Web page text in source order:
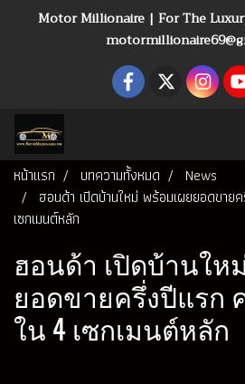
Motor Millionaire | For The
หน้าแรก บทความทั้งหมด
News
ฮอนด้า เปิดบ้านใหม่ พร้อมเผยยอดขา
เซกเมนต์หลัก
ฮอนด้า เปิดบ้านให
ยอดขายครึ่งปีแรก
ใน 4 เซกเมนต์หลัก